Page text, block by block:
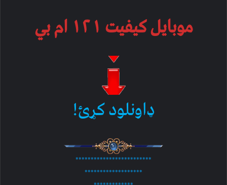
موبایل کیفیت ۱۲۱ ام بي
ډاونلود کړئ!
*************************
*******************